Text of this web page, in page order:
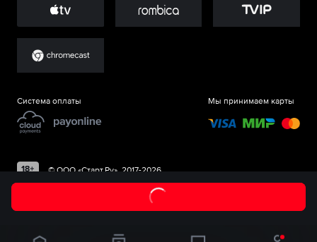
Система оплаты Мы принимаем карты
©ООО «Старт.Ру», 2017-2026